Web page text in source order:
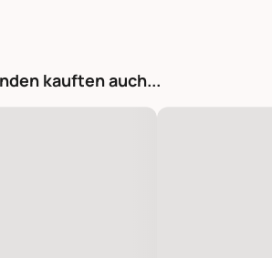
kauften auch...